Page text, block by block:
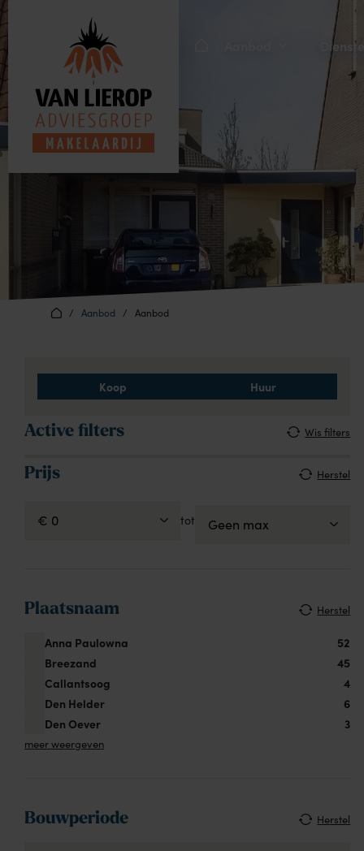
Diensten
/ Aanbod / Aanbod
Koop Huur
Active filters Wis filters
Prijs Herstel
tot
Plaatsnaam Herstel
Anna Paulowna
52
Breezand
45
Callantsoog
4
Den Helder
6
Den Oever
3
meer weergeven
Bouwperiode Herstel